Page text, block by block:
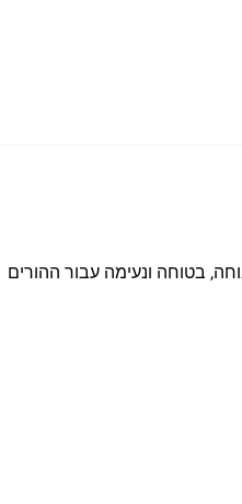
בטוחה ונעימה עבור ההורים